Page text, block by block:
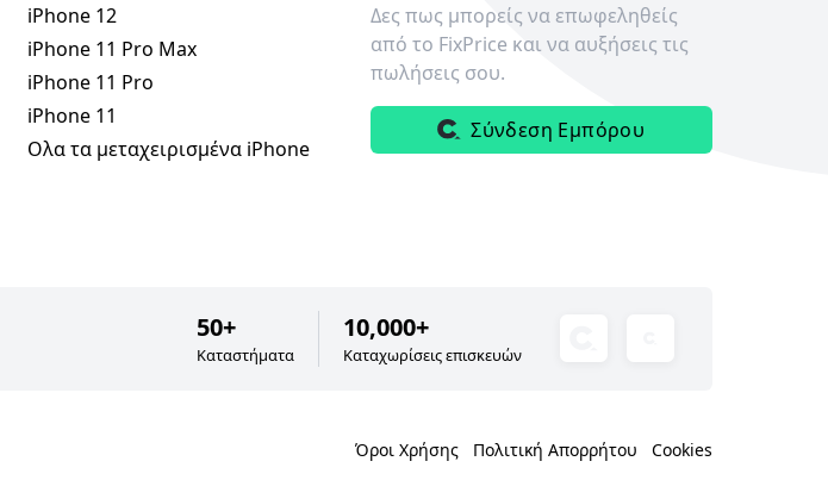
iPhone 12
iPhone 11 Pro Max
iPhone 11 Pro
iPhone 11
Ολα τα μεταχειρισμένα iPhone
Δες πως μπορείς να επωφεληθείς
από το FixPrice και να αυξήσεις τις
πωλήσεις σου.
Σύνδεση Εμπόρου
50+
Καταστήματα
10,000+
Καταχωρίσεις επισκευών
Όροι Χρήσης Πολιτική Απορρήτου Cookies